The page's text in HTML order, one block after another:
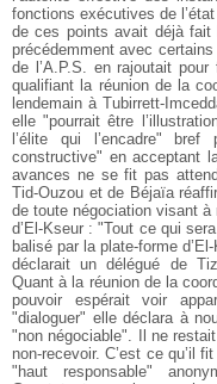
fonctions exécutives de
de ces points avait déjà fait
précédemment avec
de l’A.P.S. en rajoutait
qualifiant la réunion de la
lendemain à Tubirrett-
elle "pourrait être
l’élite qui l’encadre" bref
constructive" en acceptant
avances ne se fit pas
Tid-Ouzou et de Béjaïa
de toute négociation visant
d’El-Kseur : "Tout ce qui
balisé par la plate-forme
déclarait un délégué de
Quant à la réunion de la
pouvoir espérait voir
"dialoguer" elle déclara à
"non négociable". Il ne
non-recevoir. C’est ce qu’il
"haut responsable"